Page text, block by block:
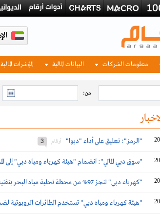
معلومات الشركات البيانات المالية المؤشرات المالية
من:
"الرمز": تعليق على أداء "ديوا" أرقام 3
"سوق دبي المالي": انضمام "هيئة كهرباء ومياه دبي" إلى
"كهرباء دبي" تنجز 97% من محطة تحلية مياه البحر بتقنية التناضح العكسي
"هيئة كهرباء ومياه دبي" تستخدم الطائرات الروبوتية